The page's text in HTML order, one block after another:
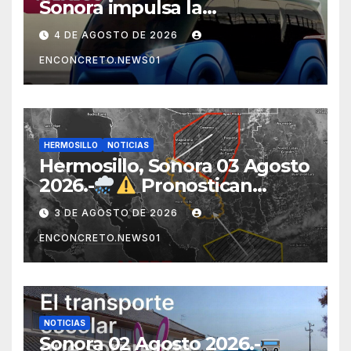
Sonora impulsa la
electromovilidad con
«Beyond», un vehículo
eléctrico desarrollado junto
al ITH
4 DE AGOSTO DE 2026
ENCONCRETO.NEWS01
HERMOSILLO NOTICIAS
Hermosillo, Sonora 03 Agosto
2026.-
Pronostican
lluvias para Hermosillo esta
noche; norte de Sonora
registra mayor potencial de
tormentas
3 DE AGOSTO DE 2026
ENCONCRETO.NEWS01
NOTICIAS
Sonora 02 Agosto 2026.-